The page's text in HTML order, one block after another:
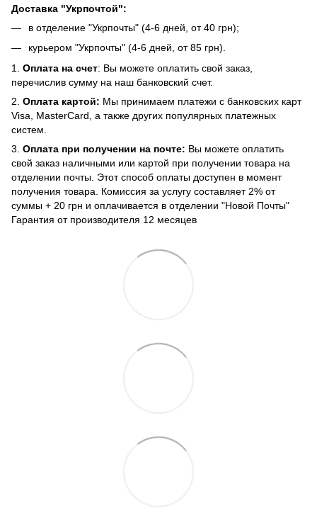
Доставка "Укрпочтой":
в отделение "Укрпочты" (4-6 дней, от 40 грн);
курьером "Укрпочты" (4-6 дней, от 85 грн).
1. Оплата на счет: Вы можете оплатить свой заказ,
перечислив сумму на наш банковский счет.
2. Оплата картой: Мы принимаем платежи с банковских карт
Visa, MasterCard, а также других популярных платежных
систем.
3. Оплата при получении на почте: Вы можете оплатить
свой заказ наличными или картой при получении товара на
отделении почты. Этот способ оплаты доступен в момент
получения товара. Комиссия за услугу составляет 2% от
суммы + 20 грн и оплачивается в отделении "Новой Почты"
Гарантия от производителя 12 месяцев